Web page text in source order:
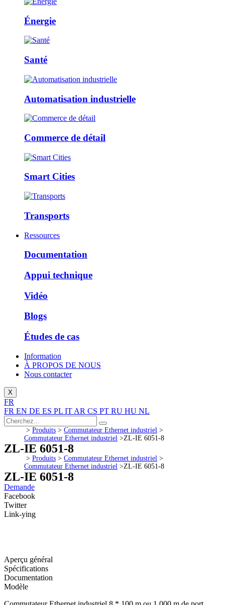
Énergie
Santé
Automatisation industrielle
Commerce de détail
Smart Cities
Transports
Ressources
Documentation
Appui technique
Vidéo
Blogs
Études de cas
Information
À PROPOS DE NOUS
Nous contacter
X
FR
FR EN DE ES PL IT AR CS PT RU HU NL
> Produits > Commutateur Ethernet industriel >
Commutateur Ethernet industriel >ZL-IE 6051-8
ZL-IE 6051-8
> Produits > Commutateur Ethernet industriel >
Commutateur Ethernet industriel >ZL-IE 6051-8
ZL-IE 6051-8
Demande
Facebook
Twitter
Link-ying
Aperçu général
Spécifications
Documentation
Modèle